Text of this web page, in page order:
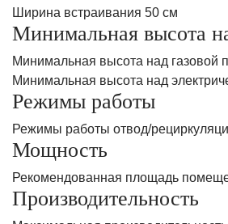
Ширина встраивания 50 см
Минимальная высота
Минимальная высота над газовой
Минимальная высота над
Режимы работы
Режимы работы отвод/
Мощность
Рекомендованная площадь
Производительность